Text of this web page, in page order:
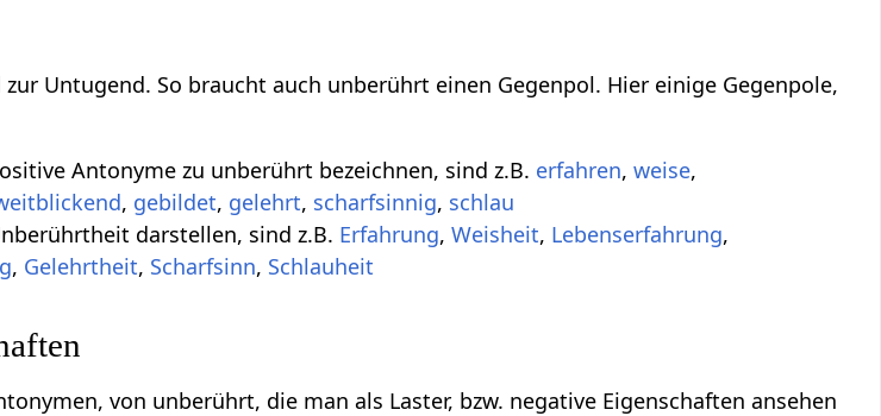
Untugend. So braucht auch unberührt einen Gegenpol. Hier einige Gegenpole,
Antonyme zu unberührt bezeichnen, sind z.B. erfahren,weise,
, gebildet, gelehrt, scharfsinnig, schlau
darstellen, sind z.B. Erfahrung,Weisheit, Lebenserfahrung,
, Gelehrtheit, Scharfsinn, Schlauheit
von unberührt, die man als Laster, bzw. negative Eigenschaften ansehen